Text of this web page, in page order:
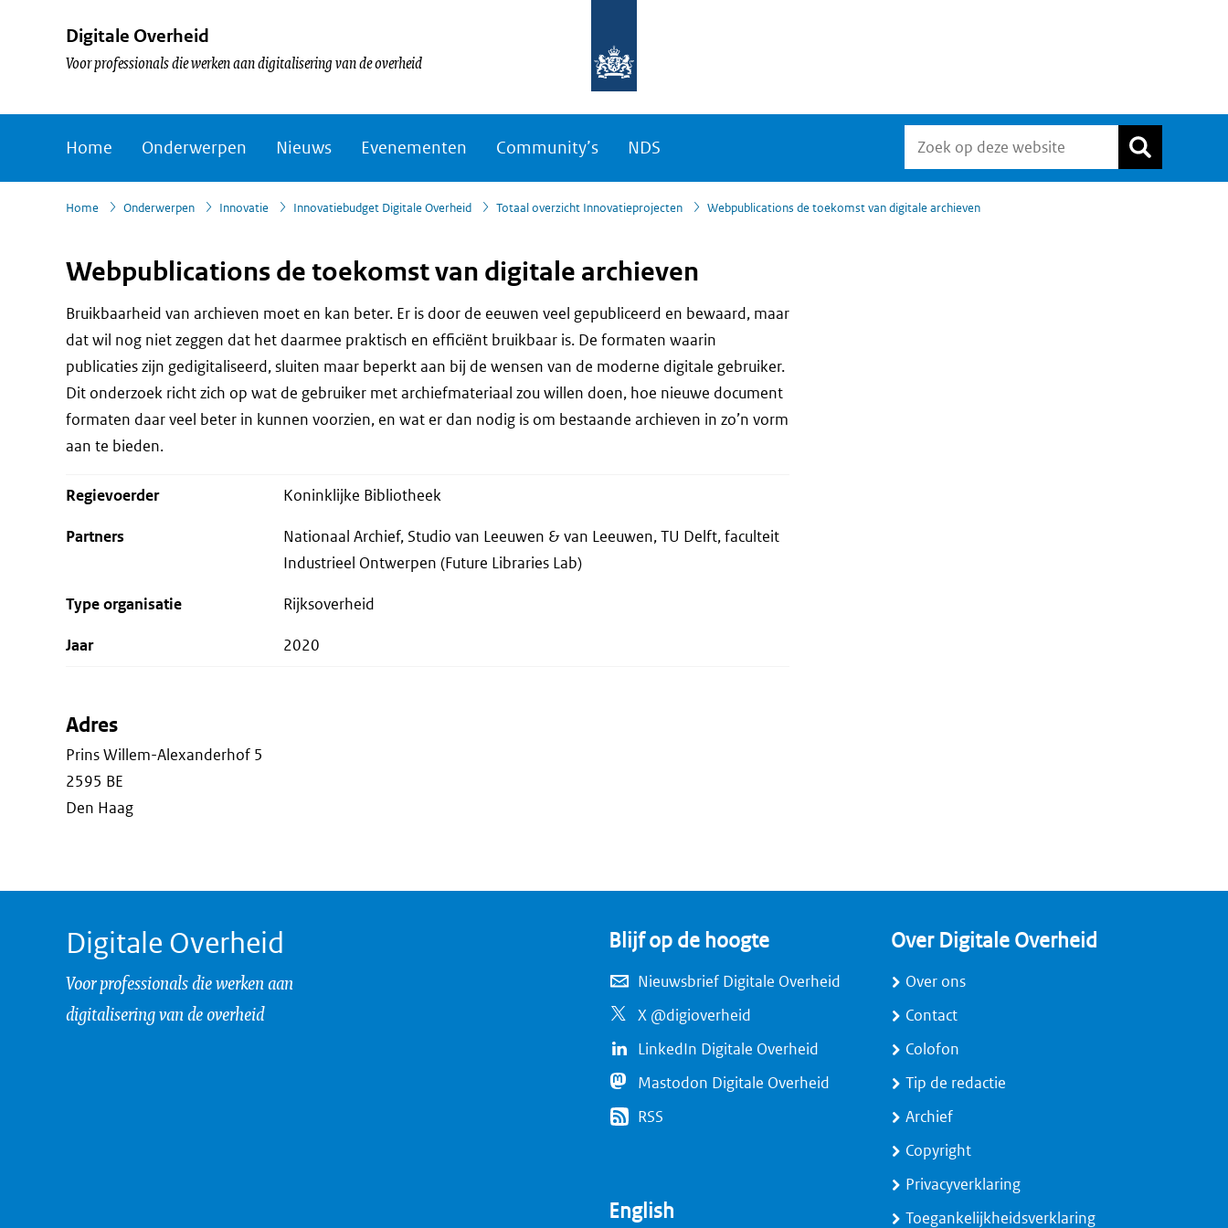
Digitale Overheid
Voor professionals die werken aan digitalisering van de overheid
Home Onderwerpen Nieuws Evenementen Community’s NDS
Home
› Onderwerpen Innovatie Innovatiebudget Digitale Overheid Totaal overzicht Innovatieprojecten Webpublications de toekomst van digitale archieven
Webpublications de toekomst van digitale archieven
Bruikbaarheid van archieven moet en kan beter. Er is door de eeuwen veel gepubliceerd en bewaard, maar
dat wil nog niet zeggen dat het daarmee praktisch en efficiënt bruikbaar is. De formaten waarin
publicaties zijn gedigitaliseerd, sluiten maar beperkt aan bij de wensen van de moderne digitale gebruiker.
Dit onderzoek richt zich op wat de gebruiker met archiefmateriaal zou willen doen, hoe nieuwe document
formaten daar veel beter in kunnen voorzien, en wat er dan nodig is om bestaande archieven in zo’n vorm
aan te bieden.
Regievoerder Koninklijke Bibliotheek
Partners
Nationaal Archief, Studio van Leeuwen & van Leeuwen, TU Delft, faculteit
Industrieel Ontwerpen (Future Libraries Lab)
Type organisatie Rijksoverheid
Jaar 2020
Adres
Prins Willem-Alexanderhof 5
2595 BE
Den Haag
Digitale Overheid
Voor professionals die werken aan
digitalisering van de overheid
Blijf op de hoogte
Nieuwsbrief Digitale Overheid
X @digioverheid
LinkedIn Digitale Overheid
Mastodon Digitale Overheid
RSS
English
Over Digitale Overheid
Over ons
Contact
Colofon
Tip de redactie
Archief
Copyright
Privacyverklaring
Toegankelijkheidsverklaring